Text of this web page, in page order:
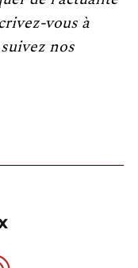
vous à
nos